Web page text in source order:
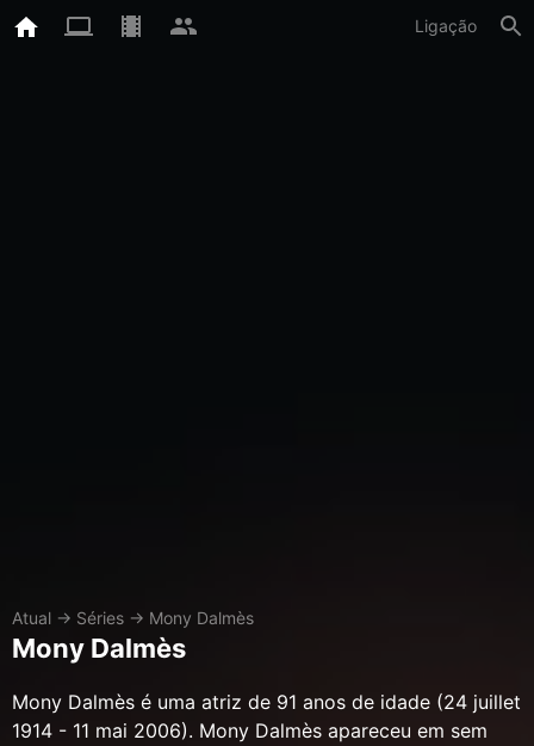
Ligação
Atual → Séries → Mony Dalmès
Mony Dalmès
Mony Dalmès é uma atriz de 91 anos de idade (24 juillet
1914 - 11 mai 2006). Mony Dalmès apareceu em sem